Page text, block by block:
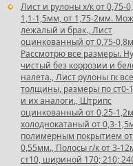
Лист и рулоны х/к от 0,75-
1,1-1,5мм, от 1,75-2мм.
лежалый и брак., Лист
оцинкованный от 0,75-
Рассмотрю все размеры.
чистый без коррозии и
налета., Лист рулоны гк все
толщины, размеры по ст0-
и их аналоги., Штрипс
оцинкованный от 0,25-
холоднокатаный от 0,3-
полимерным покрытием
0,55мм., Полосы г/к от 3-
ст10, шириной 170; 210;